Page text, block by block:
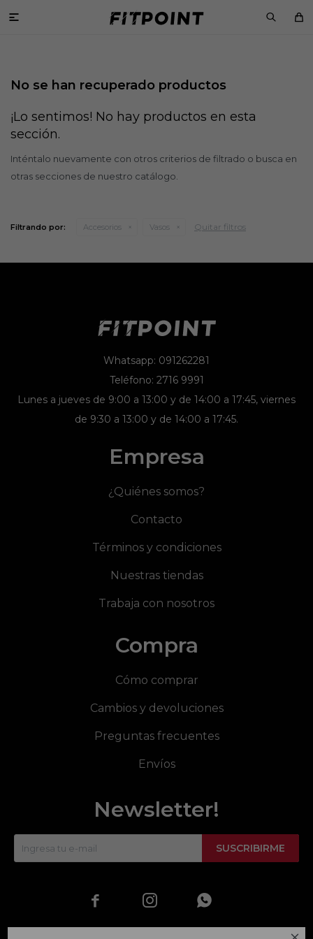

No se han recuperado productos
¡Lo sentimos! No hay productos en esta
sección.
Inténtalo nuevamente con otros criterios de filtrado o busca en
otras secciones de nuestro catálogo.
Filtrando por: Accesorios Vasos Quitar filtros
Whatsapp: 091262281
Teléfono: 2716 9991
Lunes a jueves de 9:00 a 13:00 y de 14:00 a 17:45, viernes
de 9:30 a 13:00 y de 14:00 a 17:45.
Empresa
¿Quiénes somos?
Contacto
Términos y condiciones
Nuestras tiendas
Trabaja con nosotros
Compra
Cómo comprar
Cambios y devoluciones
Preguntas frecuentes
Envíos
Newsletter!
SUSCRIBIRME
  